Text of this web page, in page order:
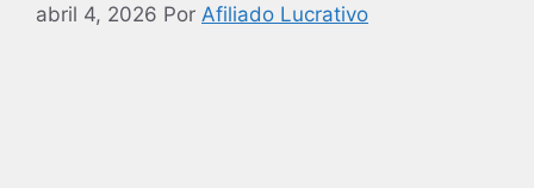
abril 4, 2026 Por Afiliado Lucrativo